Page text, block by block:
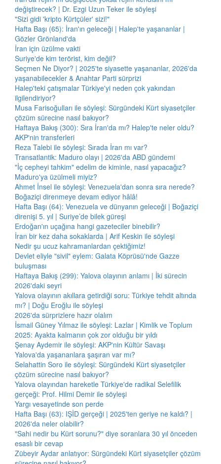
değiştirecek? | Dr. Ezgi Uzun Teker ile söyleşi
"Sizi gidi 'kripto Kürtçüler' sizi!"
Hafta Başı (65): İran'ın geleceği | Halep'te yaşananlar |
Gözler Grönland'da
İran için üzülme vakti
Suriye'de kim terörist, kim değil?
Seçmen Ne Diyor? | 2025'te siyasette yaşananlar, 2026'da
yaşanabilecekler & Anahtar Parti sürprizi
Halep'teki çatışmalar Türkiye'yi neden çok yakından
ilgilendiriyor?
Musa Farisoğulları ile söyleşi: Sürgündeki Kürt siyasetçiler
çözüm sürecine nasıl bakıyor?
Haftaya Bakış (300): Sıra İran'da mı? Halep'te neler oldu?
AKP'nin transferleri
Reza Talebi ile söyleşi: Sırada İran mı var?
Transatlantik: Maduro olayı | 2026'da ABD gündemi
"İç cepheyi tahkim" edelim de kiminle, nasıl yapacağız?
Maduro'ya üzülmeli miyiz?
Ahmet İnsel ile söyleşi: Venezuela'dan sonra sıra nerede?
Boğaziçi direnmeye devam ediyor hâlâ!
Hafta Başı (64): Venezuela ve dünyanın geleceği | Boğaziçi
direnişi 5. yıl | Suriye’de bilek güreşi
Erdoğan'ın uçağına hangi gazeteciler binebilir?
İran bir kez daha sokaklarda | Arif Keskin ile söyleşi
Nedir şu ucuz kahramanlardan çektiğimiz!
Devlet eliyle "sivil" eylem: Galata Köprüsü'nde Gazze
buluşması
Haftaya Bakış (299): Yalova olayının anlamı | İki sürecin
2026'daki seyri
Yalova olayının akıllara getirdiği soru: Türkiye tehdit altında
mı? | Doğu Eroğlu ile söyleşi
2026'da sürprizlere hazır olalım
İsmail Güney Yılmaz ile söyleşi: Lazlar | Kimlik ve Toplum
2025: Ayakta kalmanın çok zor olduğu bir yıldı
Şenay Aydemir ile söyleşi: AKP'nin Kültür Savaşı
Yalova'da yaşananlara şaşıran var mı?
Selahattin Soro ile söyleşi: Sürgündeki Kürt siyasetçiler
çözüm sürecine nasıl bakıyor?
Yalova olayından hareketle Türkiye'de radikal Selefilik
gerçeği: Prof. Hilmi Demir ile söyleşi
Yargı vesayetinde son perde
Hafta Başı (63): IŞİD gerçeği | 2025'ten geriye ne kaldı? |
2026'da neler olabilir?
"Sahi nedir bu Kürt sorunu?" diye soranlara 30 yıl önceden
esaslı bir cevap
Zübeyir Aydar anlatıyor: Sürgündeki Kürt siyasetçiler çözüm